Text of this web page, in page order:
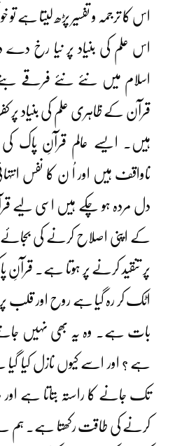
اس کا ترجمہ و تفسیر پڑھ لیتا ہے تو
اس علم کی بنیاد پر نیا رخ
اسلام میں نئے نئے فرقے بنے
قرآن کے ظاہری علم کی بنیاد
ہیں۔ ایسے عالم قرآنِ پاک
ناواقف ہیں اور اُ ن کا نفس
دل مردہ ہو چکے ہیں اسی لیے
کے اپنی اصلاح کرنے کی بجائے
پر تنقید کرنے پر ہوتا ہے۔
اٹک کر رہ گیا ہے روح اور قلب پر
بات ہے۔ وہ یہ بھی نہیں
ہے ؟ اور اسے کیوں نازل کیا گیا
تک جانے کا راستہ بتاتا ہے اور
کرنے کی طاقت رکھتا ہے۔ ہم